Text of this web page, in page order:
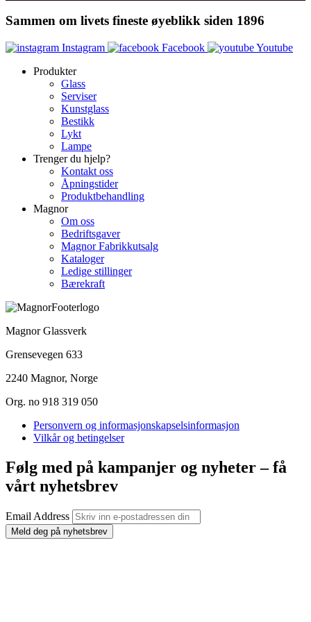
Sammen om livets fineste øyeblikk siden 1896
Instagram Facebook
Youtube
Produkter
Glass
Serviser
Kunstglass
Bestikk
Lykt
Lampe
Trenger du hjelp?
Kontakt oss
Åpningstider
Produktbehandling
Magnor
Om oss
Bedriftsgaver
Magnor Fabrikkutsalg
Kataloger
Ledige stillinger
Bærekraft
Magnor Glassverk
Grensevegen 633
2240 Magnor, Norge
Org. no 918 319 050
Personvern og informasjonskapselsinformasjon
Vilkår og betingelser
Følg med på kampanjer og nyheter – få
vårt nyhetsbrev
Email Address
Meld deg på nyhetsbrev